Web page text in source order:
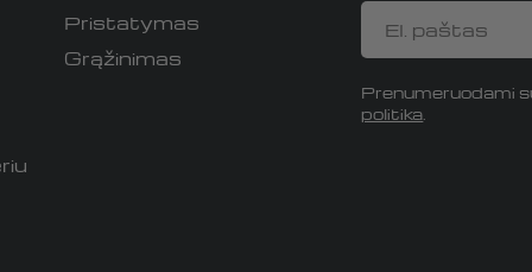
Pristatymas
Grąžinimas
El.
paštas
Prenumeruodami
politika